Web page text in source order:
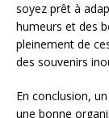
soyez prêt à
humeurs et des
pleinement de
des souvenirs
En conclusion,
une bonne